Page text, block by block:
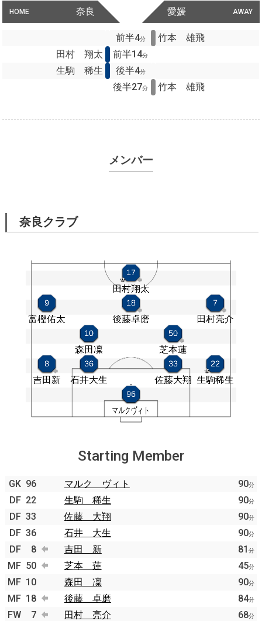
HOME 奈良 AWAY
愛媛
前半4分
竹本 雄飛
田村 翔太
前半14分
生駒 稀生 後半4分
後半27分 竹本 雄飛
メンバー
奈良クラブ
Starting Member
GK 96 マルク ヴィト 90分
DF 22 生駒 稀生 90分
DF 33 佐藤 大翔 90分
DF 36 石井 大生 90分
DF 8 吉田 新 81 分
MF 50 芝本 蓮 45分
MF 10 森田 凜 90分
MF 18 後藤 卓磨 84分
FW 7 田村 亮介 68分